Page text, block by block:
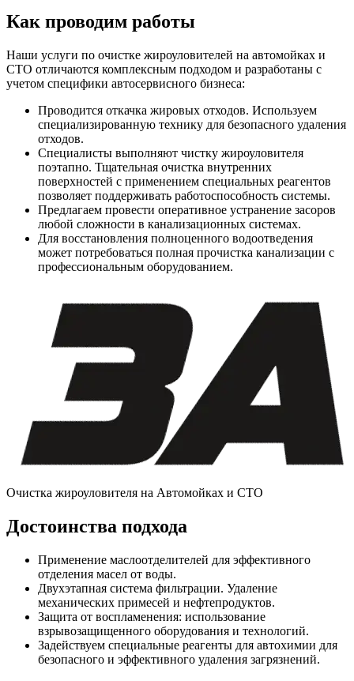
Как проводим работы
Наши услуги по очистке жироуловителей на автомойках и
СТО отличаются комплексным подходом и разработаны с
учетом специфики автосервисного бизнеса:
Проводится откачка жировых отходов. Используем
специализированную технику для безопасного удаления
отходов.
Специалисты выполняют чистку жироуловителя
поэтапно. Тщательная очистка внутренних
поверхностей с применением специальных реагентов
позволяет поддерживать работоспособность системы.
Предлагаем провести оперативное устранение засоров
любой сложности в канализационных системах.
Для восстановления полноценного водоотведения
может потребоваться полная прочистка канализации с
профессиональным оборудованием.
Очистка жироуловителя на Автомойках и СТО
Достоинства подхода
Применение маслоотделителей для эффективного
отделения масел от воды.
Двухэтапная система фильтрации. Удаление
механических примесей и нефтепродуктов.
Защита от воспламенения: использование
взрывозащищенного оборудования и технологий.
Задействуем специальные реагенты для автохимии для
безопасного и эффективного удаления загрязнений.